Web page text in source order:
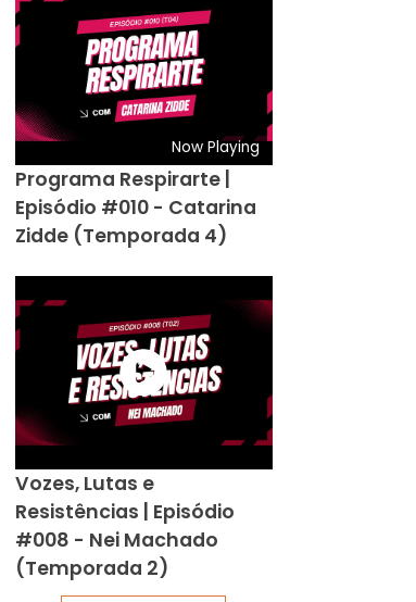
Now Playing
Programa Respirarte |
Episódio #010 - Catarina
Zidde (Temporada 4)
Vozes, Lutas e
Resistências | Episódio
#008 - Nei Machado
(Temporada 2)